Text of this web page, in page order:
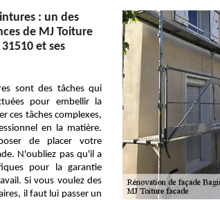
: un des
de MJ Toiture
et ses
sont des tâches qui
pour embellir la
ces tâches complexes,
en la matière.
de placer votre
N'oubliez pas qu'il a
pour la garantie
Si vous voulez des
il faut lui passer un